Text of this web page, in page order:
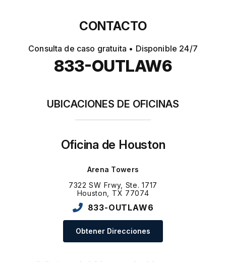
CONTACTO
Consulta de caso gratuita • Disponible 24/7
833-OUTLAW6
UBICACIONES DE OFICINAS
Oficina de Houston
Arena Towers
7322 SW Frwy, Ste. 1717
Houston, TX 77074
833-OUTLAW6
Obtener Direcciones